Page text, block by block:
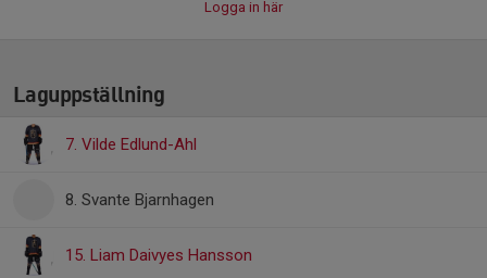
Logga in här
Laguppställning
7. Vilde Edlund-Ahl
8. Svante Bjarnhagen
15. Liam Daivyes Hansson